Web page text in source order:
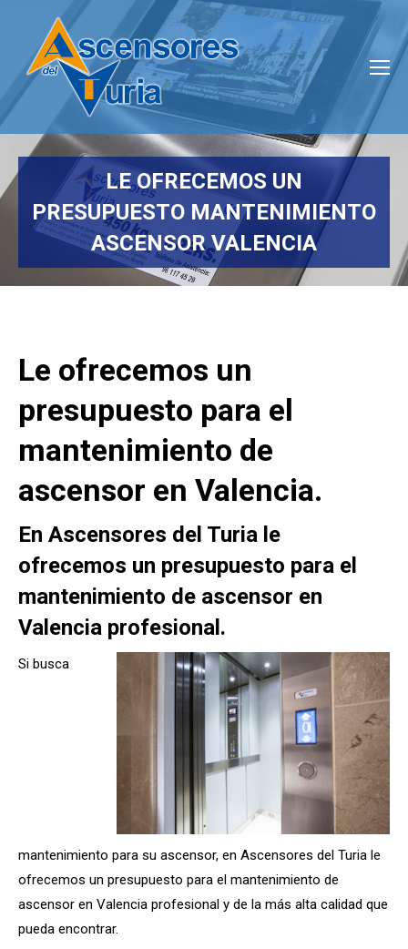
LE OFRECEMOS UN
PRESUPUESTO MANTENIMIENTO
ASCENSOR VALENCIA
Estás aquí:
Le ofrecemos un
presupuesto para el
mantenimiento de
ascensor en Valencia.
En Ascensores del Turia le
ofrecemos un presupuesto para el
mantenimiento de ascensor en
Valencia profesional.
Si busca
mantenimiento para su ascensor, en Ascensores del Turia le
ofrecemos un presupuesto para el mantenimiento de
ascensor en Valencia profesional y de la más alta calidad que
pueda encontrar.